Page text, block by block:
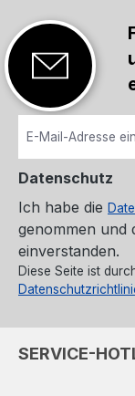
Datenschutz
Ich habe die
genommen und
einverstanden.
Diese Seite ist
SERVICE-